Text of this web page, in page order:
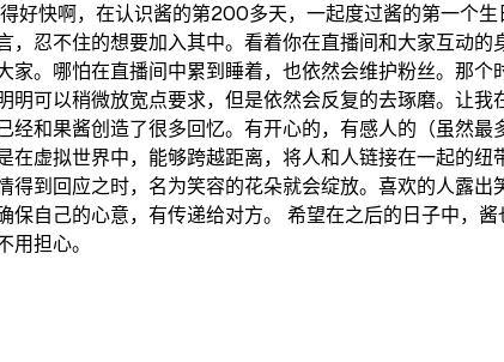
好快啊，在认识酱的第200多天，一起度过酱的第一个
，忍不住的想要加入其中。看着你在直播间和大家互动
家。哪怕在直播间中累到睡着，也依然会维护粉丝。那
明可以稍微放宽点要求，但是依然会反复的去琢磨。让
经和果酱创造了很多回忆。有开心的，有感人的（虽然
在虚拟世界中，能够跨越距离，将人和人链接在一起的
得到回应之时，名为笑容的花朵就会绽放。喜欢的人露
保自己的心意，有传递给对方。 希望在之后的日子中，
用担心。